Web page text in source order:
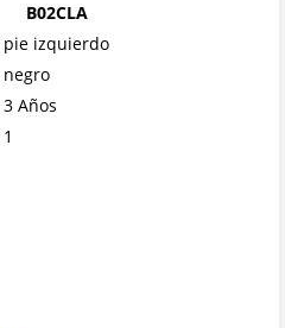
B02CLA
pie izquierdo
negro
3 Años
1